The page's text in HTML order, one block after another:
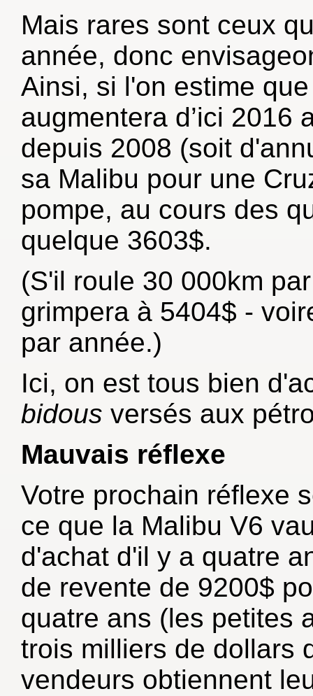
Mais rares sont ceux
année, donc
Ainsi, si l'on estime
augmentera d’ici 2016
depuis 2008 (soit
sa Malibu pour une
pompe, au cours des
quelque 3603$.
(S'il roule 30 000km
grimpera à 5404$ -
par année.)
Ici, on est tous bien
bidous versés aux
Mauvais réflexe
Votre prochain réflexe
ce que la Malibu V6
d'achat d'il y a quatre
de revente de 9200$
quatre ans (les petites
trois milliers de dollars
vendeurs obtiennent